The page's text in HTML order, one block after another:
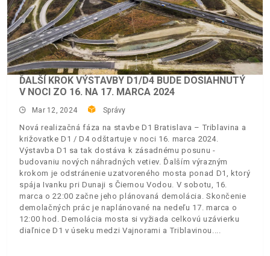
ĎALŠÍ KROK VÝSTAVBY D1/D4 BUDE DOSIAHNUTÝ
V NOCI ZO 16. NA 17. MARCA 2024
Mar 12, 2024 Správy
Nová realizačná fáza na stavbe D1 Bratislava – Triblavina a
križovatke D1 / D4 odštartuje v noci 16. marca 2024.
Výstavba D1 sa tak dostáva k zásadnému posunu -
budovaniu nových náhradných vetiev. Ďalším výrazným
krokom je odstránenie uzatvoreného mosta ponad D1, ktorý
spája Ivanku pri Dunaji s Čiernou Vodou. V sobotu, 16.
marca o 22:00 začne jeho plánovaná demolácia. Skončenie
demolačných prác je naplánované na nedeľu 17. marca o
12:00 hod. Demolácia mosta si vyžiada celkovú uzávierku
diaľnice D1 v úseku medzi Vajnorami a Triblavinou.